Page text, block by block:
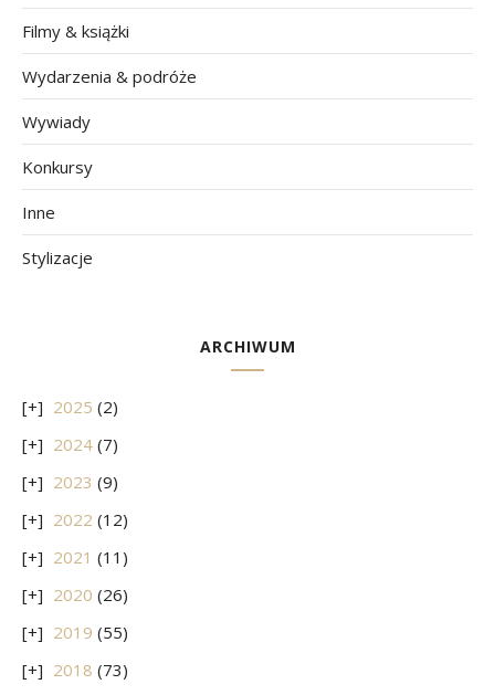
Filmy & książki
Wydarzenia & podróże
Wywiady
Konkursy
Inne
Stylizacje
ARCHIWUM
2025 (2)
2024 (7)
2023 (9)
2022 (12)
2021 (11)
2020 (26)
2019 (55)
2018 (73)